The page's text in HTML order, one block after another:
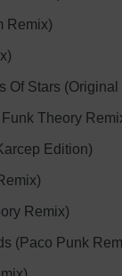
Remix)
Of Stars (Original
Theory
Edition)
Remix)
(Paco Punk